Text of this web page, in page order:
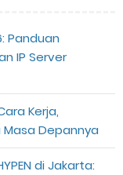
Panduan
IP Server
Kerja,
Depannya
di Jakarta: